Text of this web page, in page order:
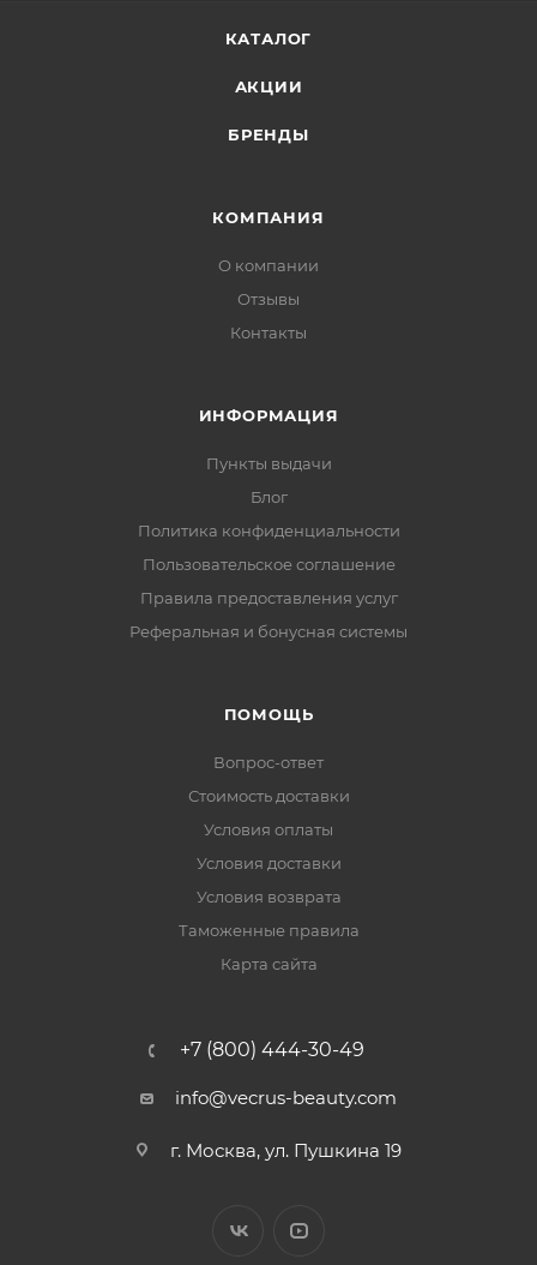
КАТАЛОГ
АКЦИИ
БРЕНДЫ
КОМПАНИЯ
О компании
Отзывы
Контакты
ИНФОРМАЦИЯ
Пункты выдачи
Блог
Политика конфиденциальности
Пользовательское соглашение
Правила предоставления услуг
Реферальная и бонусная системы
ПОМОЩЬ
Вопрос-ответ
Стоимость доставки
Условия оплаты
Условия доставки
Условия возврата
Таможенные правила
Карта сайта
+7 (800) 444-30-49
info@vecrus-beauty.com
г. Москва, ул. Пушкина 19